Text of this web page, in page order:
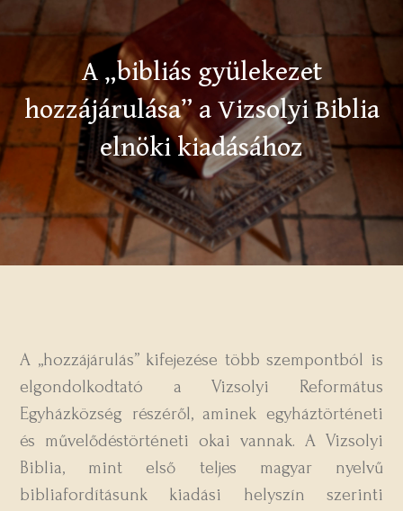
A „bibliás gyülekezet
hozzájárulása” a Vizsolyi Biblia
elnöki kiadásához
A „hozzájárulás” kifejezése több szempontból is
elgondolkodtató a Vizsolyi Református
Egyházközség részéről, aminek egyháztörténeti
és művelődéstörténeti okai vannak. A Vizsolyi
Biblia, mint első teljes magyar nyelvű
bibliafordításunk kiadási helyszín szerinti